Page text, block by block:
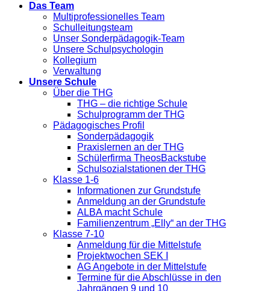
Das Team
Multiprofessionelles Team
Schulleitungsteam
Unser Sonderpädagogik-Team
Unsere Schulpsychologin
Kollegium
Verwaltung
Unsere Schule
Über die THG
THG – die richtige Schule
Schulprogramm der THG
Pädagogisches Profil
Sonderpädagogik
Praxislernen an der THG
Schülerfirma TheosBackstube
Schulsozialstationen der THG
Klasse 1-6
Informationen zur Grundstufe
Anmeldung an der Grundstufe
ALBA macht Schule
Familienzentrum „Elly“ an der THG
Klasse 7-10
Anmeldung für die Mittelstufe
Projektwochen SEK I
AG Angebote in der Mittelstufe
Termine für die Abschlüsse in den
Jahrgängen 9 und 10